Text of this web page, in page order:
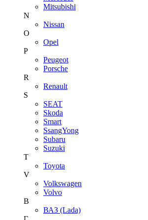
Mitsubishi
N
Nissan
O
Opel
P
Peugeot
Porsche
R
Renault
S
SEAT
Skoda
Smart
SsangYong
Subaru
Suzuki
T
Toyota
V
Volkswagen
Volvo
В
ВАЗ (Lada)